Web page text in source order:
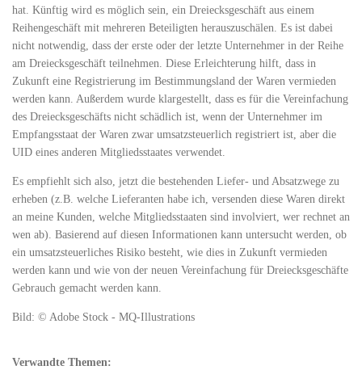
hat. Künftig wird es möglich sein, ein Dreiecksgeschäft aus einem
Reihengeschäft mit mehreren Beteiligten herauszuschälen. Es ist dabei
nicht notwendig, dass der erste oder der letzte Unternehmer in der Reihe
am Dreiecksgeschäft teilnehmen. Diese Erleichterung hilft, dass in
Zukunft eine Registrierung im Bestimmungsland der Waren vermieden
werden kann. Außerdem wurde klargestellt, dass es für die Vereinfachung
des Dreiecksgeschäfts nicht schädlich ist, wenn der Unternehmer im
Empfangsstaat der Waren zwar umsatzsteuerlich registriert ist, aber die
UID eines anderen Mitgliedsstaates verwendet.
Es empfiehlt sich also, jetzt die bestehenden Liefer- und Absatzwege zu
erheben (z.B. welche Lieferanten habe ich, versenden diese Waren direkt
an meine Kunden, welche Mitgliedsstaaten sind involviert, wer rechnet an
wen ab). Basierend auf diesen Informationen kann untersucht werden, ob
ein umsatzsteuerliches Risiko besteht, wie dies in Zukunft vermieden
werden kann und wie von der neuen Vereinfachung für Dreiecksgeschäfte
Gebrauch gemacht werden kann.
Bild: © Adobe Stock - MQ-Illustrations
Verwandte Themen: